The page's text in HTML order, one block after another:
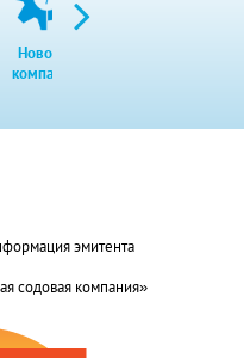
Новости
компании
эмитента
содовая компания»